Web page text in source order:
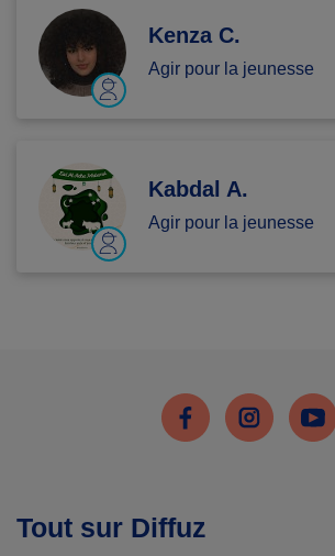
Kenza C.
Agir pour la jeunesse
Kabdal A.
Agir pour la jeunesse
FacebookInstagram
Tout sur Diffuz